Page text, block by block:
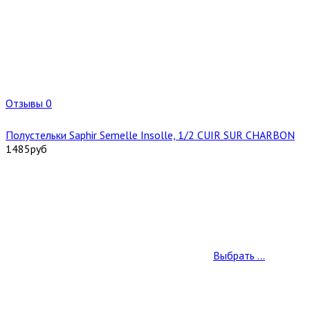
Отзывы 0
Полустельки Saphir Semelle Insolle, 1/2 CUIR SUR CHARBON
1485руб
Выбрать ...